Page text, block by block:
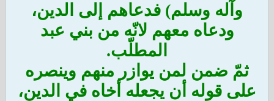
وآله وسلم) فدعاهم إلى الدين،
ودعاه معهم لانّه من بني عبد
المطلّب.
ثمّ ضمن لمن يوازر منهم وينصره
على قوله أن يجعله أخاه في الدين،